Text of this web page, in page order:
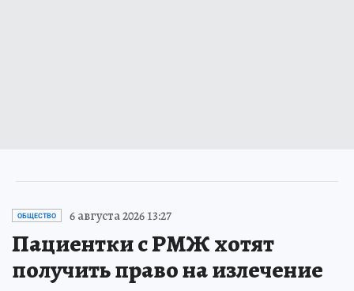
ОБЩЕСТВО 6 августа 2026 13:27
Пациентки с РМЖ хотят
получить право на излечение